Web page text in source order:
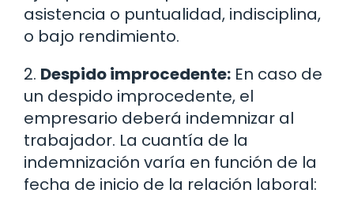
asistencia o puntualidad, indisciplina,
o bajo rendimiento.
2. Despido improcedente: En caso de
un despido improcedente, el
empresario deberá indemnizar al
trabajador. La cuantía de la
indemnización varía en función de la
fecha de inicio de la relación laboral: